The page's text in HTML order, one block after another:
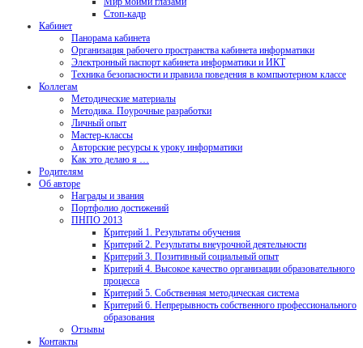
Стоп-кадр
Кабинет
Панорама кабинета
Организация рабочего пространства кабинета информатики
Электронный паспорт кабинета информатики и ИКТ
Техника безопасности и правила поведения в компьютерном классе
Коллегам
Методические материалы
Методика. Поурочные разработки
Личный опыт
Мастер-классы
Авторские ресурсы к уроку информатики
Как это делаю я …
Родителям
Об авторе
Награды и звания
Портфолио достижений
ПНПО 2013
Критерий 1. Результаты обучения
Критерий 2. Результаты внеурочной деятельности
Критерий 3. Позитивный социальный опыт
Критерий 4. Высокое качество организации образовательного
процесса
Критерий 5. Собственная методическая система
Критерий 6. Непрерывность собственного профессионального
образования
Отзывы
Контакты